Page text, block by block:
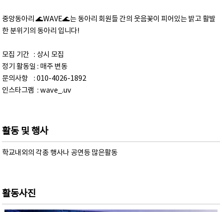
중앙동아리 🌊WAVE🌊는 동아리 회원들 간의 웃음꽃이 피어있는 밝고 활발
한 분위기의 동아리 입니다!
모집 기간 : 상시 모집
정기 활동일 : 매주 변동
문의사항 : 010-4026-1892
인스타그램 : wave_.uv
활동 및 행사
학교내외의 각종 행사나 공연등 많은활동
활동사진